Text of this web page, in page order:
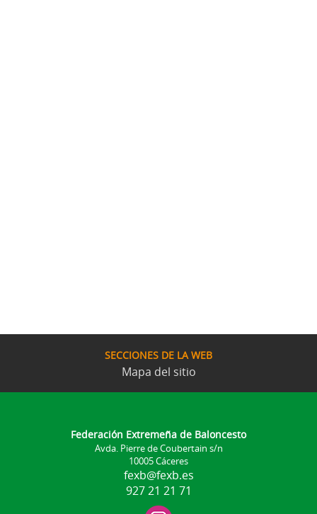
SECCIONES DE LA WEB
Mapa del sitio
Federación Extremeña de Baloncesto
Avda. Pierre de Coubertain s/n
10005 Cáceres
fexb@fexb.es
927 21 21 71